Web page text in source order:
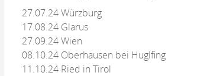
27.07.24 Würzburg
17.08.24 Glarus
27.09.24 Wien
08.10.24 Oberhausen bei Huglfing
11.10.24 Ried in Tirol